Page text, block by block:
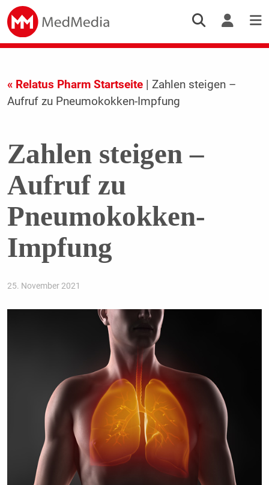
« Relatus Pharm Startseite| Zahlen steigen –
Aufruf zu Pneumokokken-Impfung
Zahlen steigen –
Aufruf zu
Pneumokokken-
Impfung
25. November 2021